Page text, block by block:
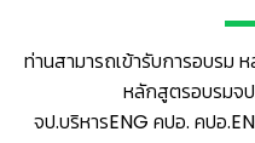
ท่านสามารถเข้ารับการอบรม
หลักสูตรอบรมจป
จป.บริหารENG คปอ. คปอ